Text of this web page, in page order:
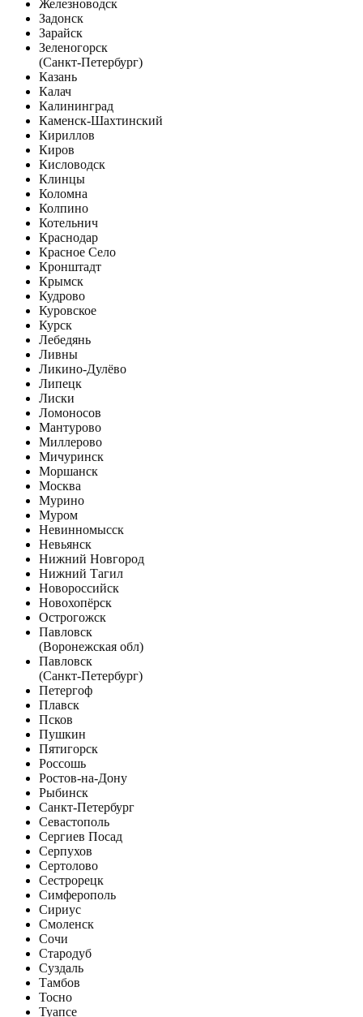
Железноводск
Задонск
Зарайск
Зеленогорск
(Санкт-Петербург)
Казань
Калач
Калининград
Каменск-Шахтинский
Кириллов
Киров
Кисловодск
Клинцы
Коломна
Колпино
Котельнич
Краснодар
Красное Село
Кронштадт
Крымск
Кудрово
Куровское
Курск
Лебедянь
Ливны
Ликино-Дулёво
Липецк
Лиски
Ломоносов
Мантурово
Миллерово
Мичуринск
Моршанск
Москва
Мурино
Муром
Невинномысск
Невьянск
Нижний Новгород
Нижний Тагил
Новороссийск
Новохопёрск
Острогожск
Павловск
(Воронежская обл)
Павловск
(Санкт-Петербург)
Петергоф
Плавск
Псков
Пушкин
Пятигорск
Россошь
Ростов-на-Дону
Рыбинск
Санкт-Петербург
Севастополь
Сергиев Посад
Серпухов
Сертолово
Сестрорецк
Симферополь
Сириус
Смоленск
Сочи
Стародуб
Суздаль
Тамбов
Тосно
Туапсе